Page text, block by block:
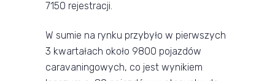
7150 rejestracji.
W sumie na rynku przybyło w pierwszych
3 kwartałach około 9800 pojazdów
caravaningowych, co jest wynikiem